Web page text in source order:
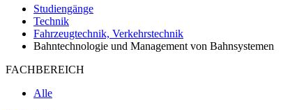
Studiengänge
Technik
Fahrzeugtechnik, Verkehrstechnik
Bahntechnologie und Management von Bahnsystemen
FACHBEREICH
Alle